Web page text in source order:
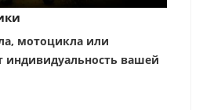
мотоцикла или
индивидуальность вашей